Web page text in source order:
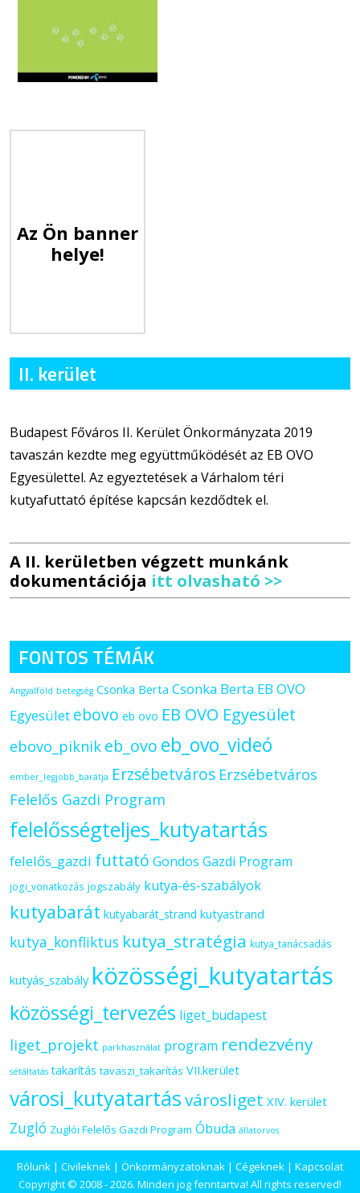
Az Ön banner
helye!
II. kerület
Budapest Főváros II. Kerület Önkormányzata 2019
tavaszán kezdte meg együttműködését az EB OVO
Egyesülettel. Az egyeztetések a Várhalom téri
kutyafuttató építése kapcsán kezdődtek el.
A II. kerületben végzett munkánk
dokumentációja itt olvasható >>
FONTOS TÉMÁK
Angyalföld betegség Csonka Berta Csonka Berta EB OVO
Egyesület ebovo eb ovo EB OVO Egyesület
ebovo_piknik eb_ovo eb_ovo_videó
ember_legjobb_barátja Erzsébetváros Erzsébetváros
Felelős Gazdi Program
felelősségteljes_kutyatartás
felelős_gazdi futtató Gondos Gazdi Program
jogi_vonatkozás jogszabály kutya-és-szabályok
kutyabarát kutyabarát_strand kutyastrand
kutya_konfliktus kutya_stratégia kutya_tanácsadás
kutyás_szabály közösségi_kutyatartás
közösségi_tervezés liget_budapest
liget_projekt parkhasználat program rendezvény
sétáltatás takarítás tavaszi_takarítás VII.kerület
városi_kutyatartásvárosliget XIV. kerület
Zugló Zuglói Felelős Gazdi Program Óbuda állatorvos
Rólunk | Civileknek | Önkormányzatoknak | Cégeknek | Kapcsolat
Copyright © 2008 - 2026. Minden jog fenntartva! All rights reserved!